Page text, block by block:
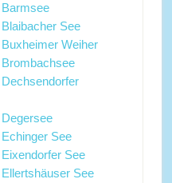
See
Weiher
See
See
See